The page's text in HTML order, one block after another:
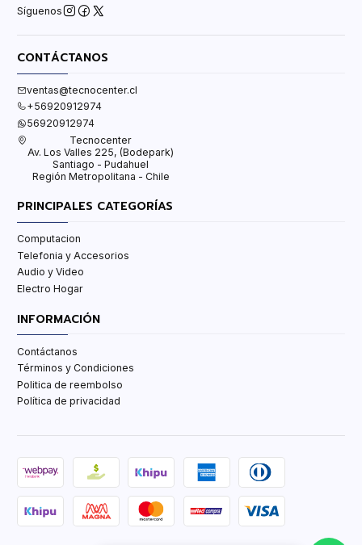
Síguenos
CONTÁCTANOS
ventas@tecnocenter.cl
+56920912974
56920912974
Tecnocenter
Av. Los Valles 225, (Bodepark)
Santiago - Pudahuel
Región Metropolitana - Chile
PRINCIPALES CATEGORÍAS
Computacion
Telefonia y Accesorios
Audio y Video
Electro Hogar
INFORMACIÓN
Contáctanos
Términos y Condiciones
Politica de reembolso
Política de privacidad